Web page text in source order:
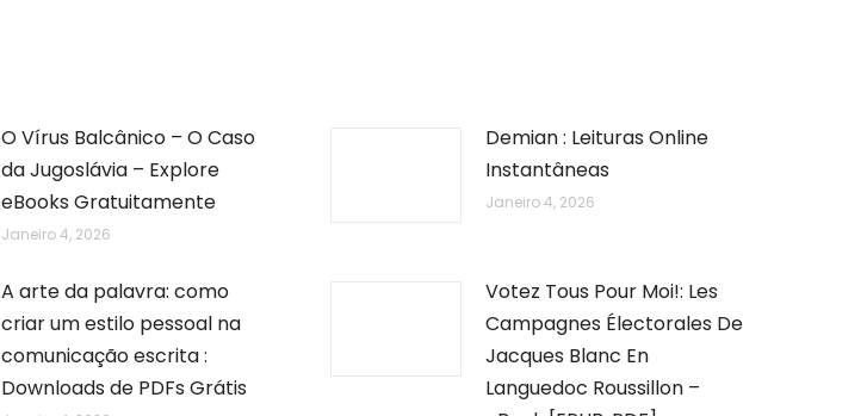
O Vírus Balcânico – O Caso
da Jugoslávia – Explore
eBooks Gratuitamente
Janeiro 4, 2026
Demian : Leituras Online
Instantâneas
Janeiro 4, 2026
A arte da palavra: como
criar um estilo pessoal na
comunicação escrita :
Downloads de PDFs Grátis
Votez Tous Pour Moi!: Les
Campagnes Électorales De
Jacques Blanc En
Languedoc Roussillon –